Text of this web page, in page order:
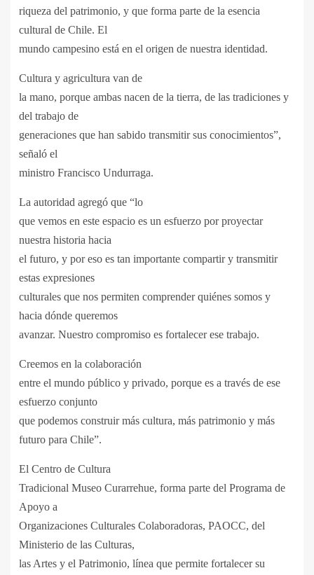
riqueza del patrimonio, y que forma parte de la esencia
cultural de Chile. El
mundo campesino está en el origen de nuestra identidad.
Cultura y agricultura van de
la mano, porque ambas nacen de la tierra, de las tradiciones y
del trabajo de
generaciones que han sabido transmitir sus conocimientos”,
señaló el
ministro Francisco Undurraga.
La autoridad agregó que “lo
que vemos en este espacio es un esfuerzo por proyectar
nuestra historia hacia
el futuro, y por eso es tan importante compartir y transmitir
estas expresiones
culturales que nos permiten comprender quiénes somos y
hacia dónde queremos
avanzar. Nuestro compromiso es fortalecer ese trabajo.
Creemos en la colaboración
entre el mundo público y privado, porque es a través de ese
esfuerzo conjunto
que podemos construir más cultura, más patrimonio y más
futuro para Chile”.
El Centro de Cultura
Tradicional Museo Curarrehue, forma parte del Programa de
Apoyo a
Organizaciones Culturales Colaboradoras, PAOCC, del
Ministerio de las Culturas,
las Artes y el Patrimonio, línea que permite fortalecer su